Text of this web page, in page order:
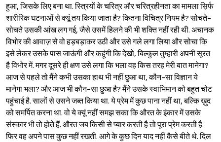
हुआ, जिसके लिए बना था. स्त्रियों के चरित्र और चरित्रहीनता का मामला स़िर्फ
शारीरिक घटनाओं से क्यूं तय किया जाता है? कितना विचित्र नियम है? सोचते-
सोचते उसकी आंख लग गई, जैसे उसमें हिलने की भी शक्ति नहीं रही थी. अचानक
विभोर की आवाज़ से वो हड़बड़ाकर उठी और उसे गले लगा लिया और सोचा कि
इसे लेकर उसके पास जाऊंगी और कहूंगी कि देखो, बिल्कुल तुम्हारी अपनी सूरत
है विभोर में. मगर दूसरे ही क्षण उसे लगा कि भला वह किस तरह मेरी बात मानेगा?
आज से पहले तो मैंने कभी उसका हाथ भी नहीं छुआ था, कौन-सा विज्ञान ये
मानेगा भला? और आज भी कौन-सा छुआ है? मैंने उसके स्वाभिमान को बहुत चोट
पहुंचाई है. सालों से उसने जब्त किया था. ये प्रेम में कुछ पाना नहीं था, बल्कि ख़ुद
को समर्पित करना था. वो ये क्यूं नहीं समझ सका कि औरत के इंकार में उसके
संस्कार भी तो होते हैं. औरत जब किसी से प्यार करती है तो पूरा प्रेम करती है.
फिर वह अपने पास कुछ नहीं रखती. आगे के कुछ दिन याद नहीं कैसे बीते थे. दिल